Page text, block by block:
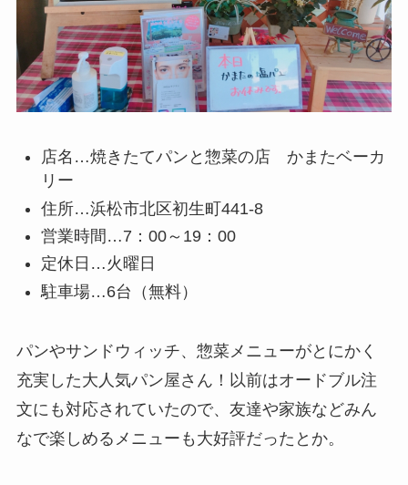
店名…焼きたてパンと惣菜の店 かまたベーカ
リー
住所…浜松市北区初生町441-8
営業時間…7：00～19：00
定休日…火曜日
駐車場…6台（無料）
パンやサンドウィッチ、惣菜メニューがとにかく
充実した大人気パン屋さん！以前はオードブル注
文にも対応されていたので、友達や家族などみん
なで楽しめるメニューも大好評だったとか。